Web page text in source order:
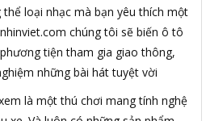
loại nhạc mà bạn yêu thích một
chúng tôi sẽ biến ô tô
tiện tham gia giao thông,
những bài hát tuyệt vời
là một thú chơi mang tính nghệ